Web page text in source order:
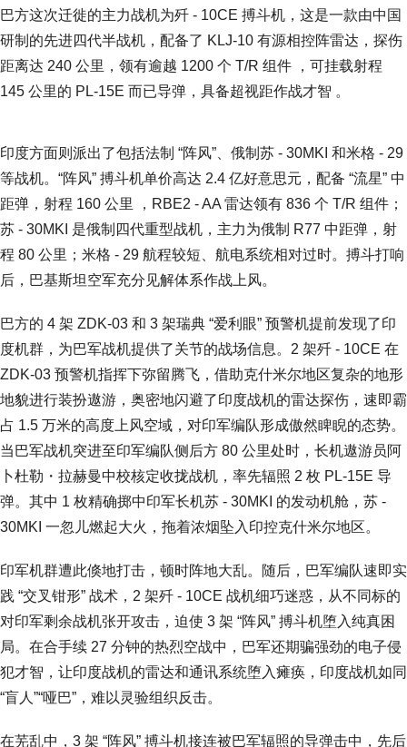
巴方这次迁徙的主力战机为歼 - 10CE 搏斗机，这是一款由中国
研制的先进四代半战机，配备了 KLJ-10 有源相控阵雷达，探伤
距离达 240 公里，领有逾越 1200 个 T/R 组件 ，可挂载射程
145 公里的 PL-15E 而已导弹，具备超视距作战才智 。
印度方面则派出了包括法制 “阵风”、俄制苏 - 30MKI 和米格 - 29
等战机。“阵风” 搏斗机单价高达 2.4 亿好意思元，配备 “流星” 中
距弹，射程 160 公里 ，RBE2 - AA 雷达领有 836 个 T/R 组件；
苏 - 30MKI 是俄制四代重型战机，主力为俄制 R77 中距弹，射
程 80 公里；米格 - 29 航程较短、航电系统相对过时。搏斗打响
后，巴基斯坦空军充分见解体系作战上风。
巴方的 4 架 ZDK-03 和 3 架瑞典 “爱利眼” 预警机提前发现了印
度机群，为巴军战机提供了关节的战场信息。2 架歼 - 10CE 在
ZDK-03 预警机指挥下弥留腾飞，借助克什米尔地区复杂的地形
地貌进行装扮遨游，奥密地闪避了印度战机的雷达探伤，速即霸
占 1.5 万米的高度上风空域，对印军编队形成傲然睥睨的态势。
当巴军战机突进至印军编队侧后方 80 公里处时，长机遨游员阿
卜杜勒・拉赫曼中校核定收拢战机，率先辐照 2 枚 PL-15E 导
弹。其中 1 枚精确掷中印军长机苏 - 30MKI 的发动机舱，苏 -
30MKI 一忽儿燃起大火，拖着浓烟坠入印控克什米尔地区。
印军机群遭此倏地打击，顿时阵地大乱。随后，巴军编队速即实
践 “交叉钳形” 战术，2 架歼 - 10CE 战机细巧迷惑，从不同标的
对印军剩余战机张开攻击，迫使 3 架 “阵风” 搏斗机堕入纯真困
局。在合手续 27 分钟的热烈空战中，巴军还期骗强劲的电子侵
犯才智，让印度战机的雷达和通讯系统堕入瘫痪，印度战机如同
“盲人”“哑巴”，难以灵验组织反击。
在芜乱中，3 架 “阵风” 搏斗机接连被巴军辐照的导弹击中，先后